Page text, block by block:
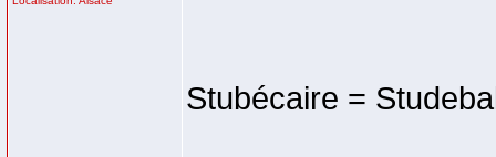
Stubécaire =